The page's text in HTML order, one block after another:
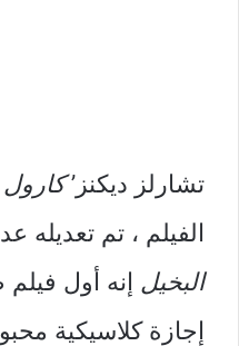
تشارلز ديكنز’كارول
الفيلم ، تم تعديله
البخيل إنه أول
إجازة كلاسيكية